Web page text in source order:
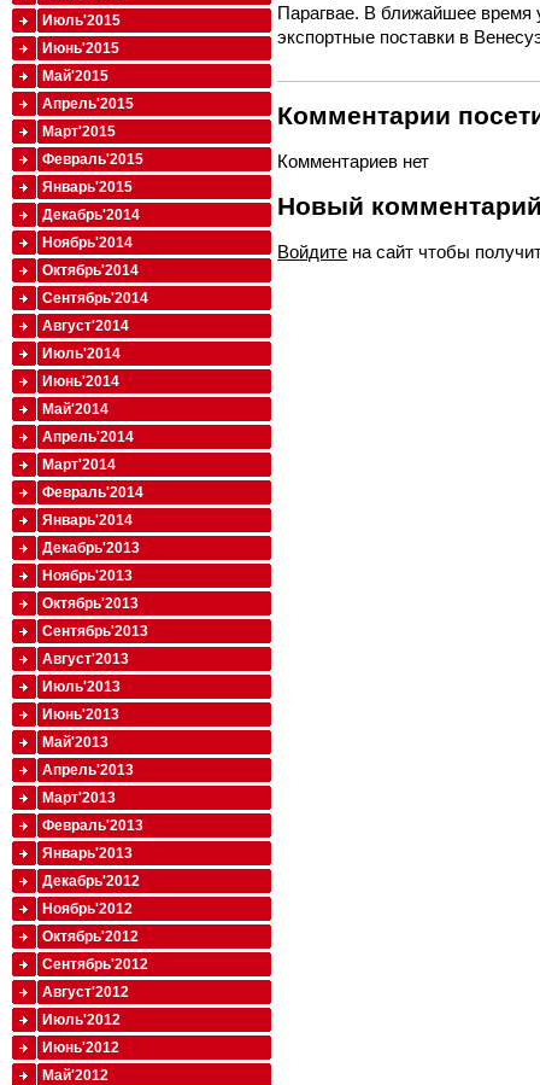
Парагвае. В ближайшее время
экспортные поставки в
Комментарии
Комментариев нет
Новый
Войдите на сайт чтобы
Июль'2015
Июнь'2015
Май'2015
Апрель'2015
Март'2015
Февраль'2015
Январь'2015
Декабрь'2014
Ноябрь'2014
Октябрь'2014
Сентябрь'2014
Август'2014
Июль'2014
Июнь'2014
Май'2014
Апрель'2014
Март'2014
Февраль'2014
Январь'2014
Декабрь'2013
Ноябрь'2013
Октябрь'2013
Сентябрь'2013
Август'2013
Июль'2013
Июнь'2013
Май'2013
Апрель'2013
Март'2013
Февраль'2013
Январь'2013
Декабрь'2012
Ноябрь'2012
Октябрь'2012
Сентябрь'2012
Август'2012
Июль'2012
Июнь'2012
Май'2012